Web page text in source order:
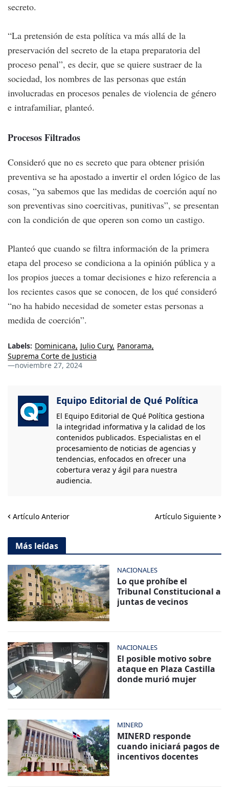
secreto.
“La pretensión de esta política va más allá de la
preservación del secreto de la etapa preparatoria del
proceso penal”, es decir, que se quiere sustraer de la
sociedad, los nombres de las personas que están
involucradas en procesos penales de violencia de género
e intrafamiliar, planteó.
Procesos Filtrados
Consideró que no es secreto que para obtener prisión
preventiva se ha apostado a invertir el orden lógico de las
cosas, “ya sabemos que las medidas de coerción aquí no
son preventivas sino coercitivas, punitivas”, se presentan
con la condición de que operen son como un castigo.
Planteó que cuando se filtra información de la primera
etapa del proceso se condiciona a la opinión pública y a
los propios jueces a tomar decisiones e hizo referencia a
los recientes casos que se conocen, de los qué consideró
“no ha habido necesidad de someter estas personas a
medida de coerción”.
Labels: Dominicana Julio Cury Panorama
Suprema Corte de Justicia
—noviembre 27, 2024
Equipo Editorial de Qué Política
El Equipo Editorial de Qué Política gestiona
la integridad informativa y la calidad de los
contenidos publicados. Especialistas en el
procesamiento de noticias de agencias y
tendencias, enfocados en ofrecer una
cobertura veraz y ágil para nuestra
audiencia.
Artículo Anterior Artículo Siguiente
Más leídas
NACIONALES
Lo que prohíbe el
Tribunal Constitucional a
juntas de vecinos
NACIONALES
El posible motivo sobre
ataque en Plaza Castilla
donde murió mujer
MINERD
MINERD responde
cuando iniciará pagos de
incentivos docentes